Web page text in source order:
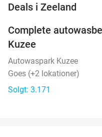
Deals i Zeeland
Complete
Kuzee
Autowaspark Kuzee
Goes (+2 lokationer)
Solgt: 3.171